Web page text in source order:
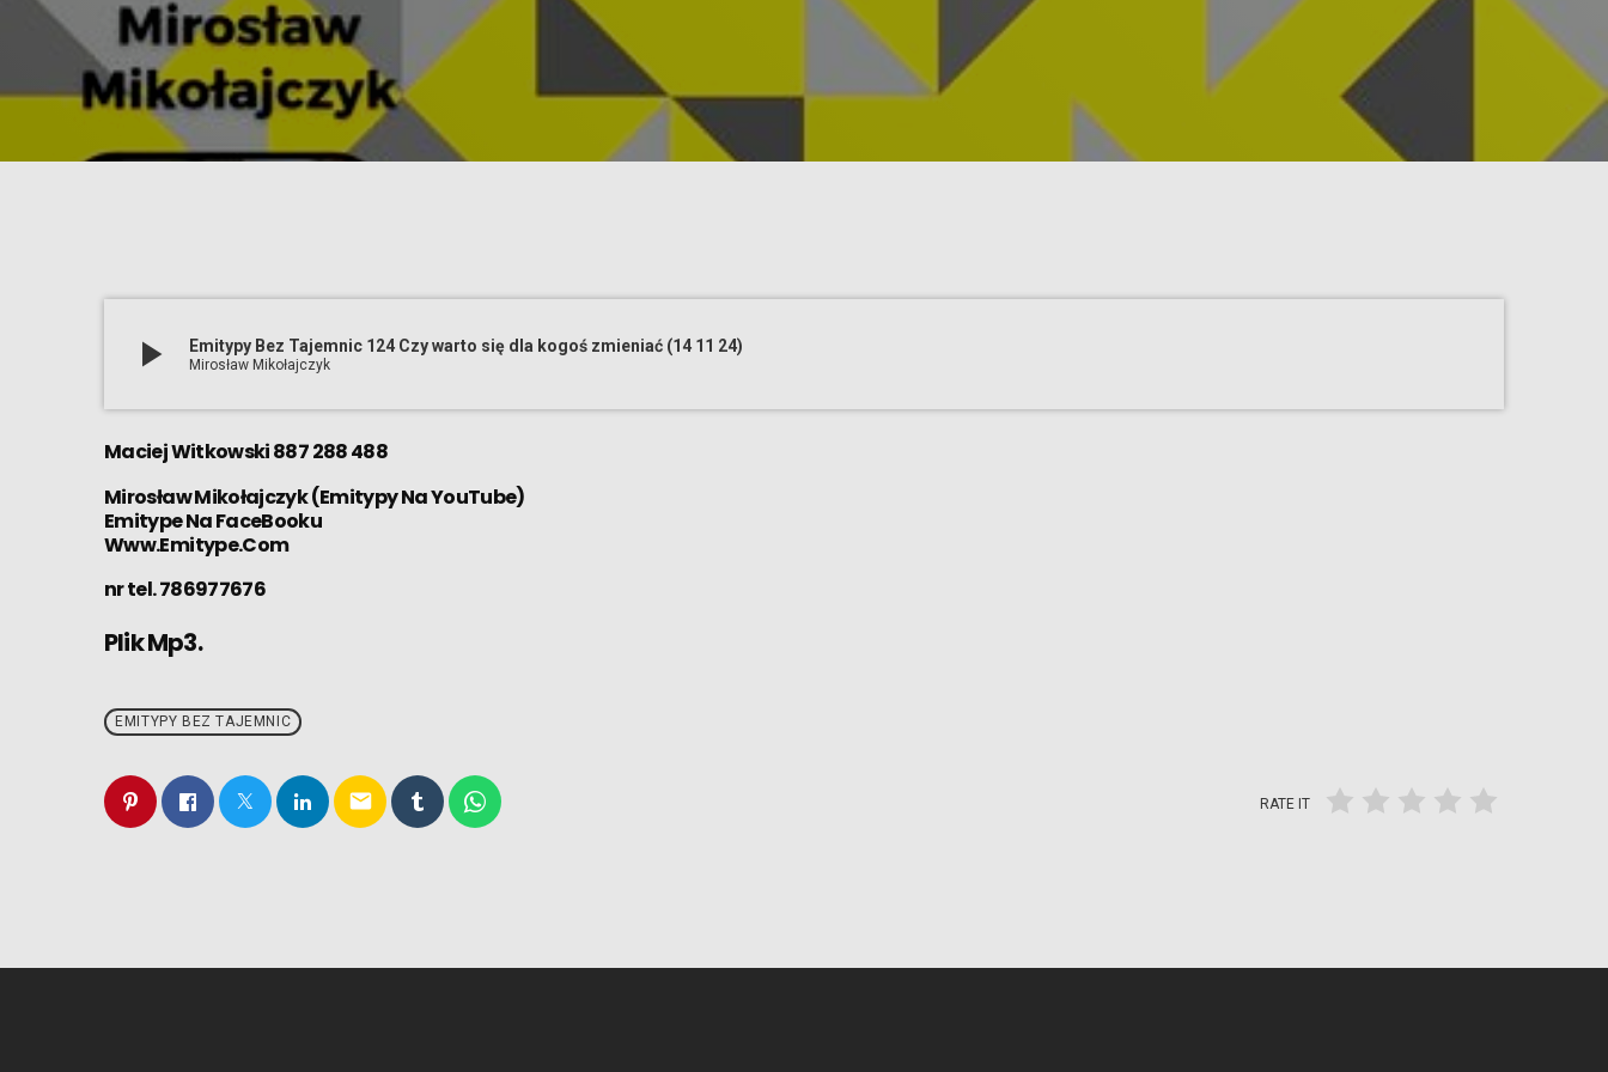
play_arrow Emitypy Bez Tajemnic 124 Czy warto się dla kogoś zmieniać (14 11 24)
Mirosław Mikołajczyk
Maciej Witkowski 887 288 488
Mirosław Mikołajczyk(Emitypy Na YouTube)
Emitype Na FaceBooku
Www.Emitype.Com
nr tel. 786977676
Plik Mp3.
EMITYPY BEZ TAJEMNIC
email RATE IT